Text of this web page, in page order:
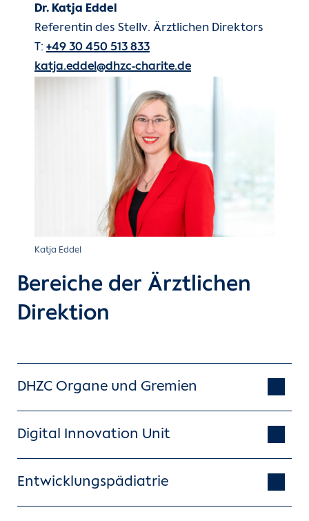
Katja Eddel
Dr. Katja Eddel
Referentin des Stellv. Ärztlichen Direktors
T: +49 30 450 513 833
katja.eddel@dhzc-charite.de
Bereiche der Ärztlichen
Direktion
DHZC Organe und Gremien
Digital Innovation Unit
Entwicklungspädiatrie